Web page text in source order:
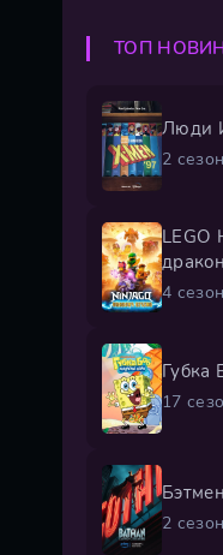
ТОП
Люди
2
LEGO
4
Губка
17
2